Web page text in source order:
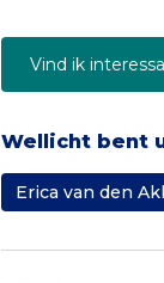
Vind ik
Wellicht bent
Erica van den